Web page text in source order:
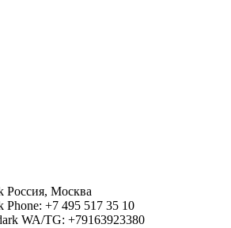
Россия, Москва
Phone: +7 495 517 35 10
WA/TG: +79163923380